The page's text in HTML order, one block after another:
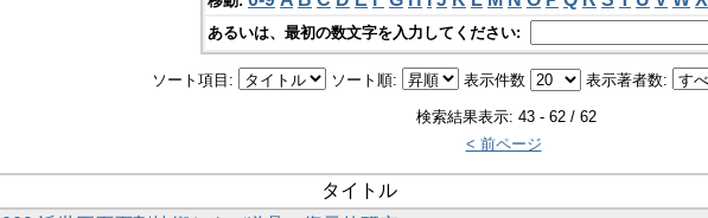
あるいは、最初の数文字を入力してください:
ソート項目: ソート順: 表示件数 表示著者数:
検索結果表示: 43 - 62 / 62
< 前ページ
タイトル